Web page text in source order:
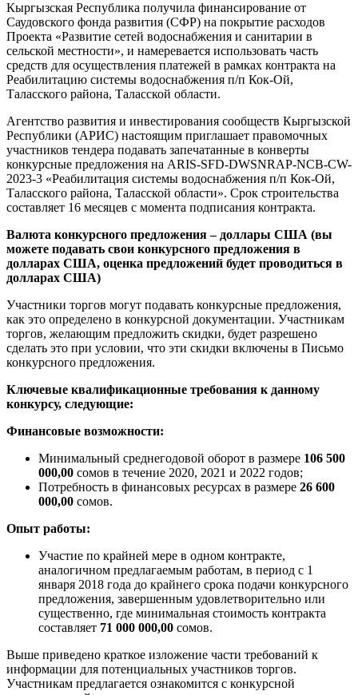
Кыргызская Республика получила финансирование от
Саудовского фонда развития (СФР) на покрытие расходов
Проекта «Развитие сетей водоснабжения и санитарии в
сельской местности», и намеревается использовать часть
средств для осуществления платежей в рамках контракта на
Реабилитацию системы водоснабжения п/п Кок-Ой,
Таласского района, Таласской области.
Агентство развития и инвестирования сообществ Кыргызской
Республики (АРИС) настоящим приглашает правомочных
участников тендера подавать запечатанные в конверты
конкурсные предложения на ARIS-SFD-DWSNRAP-NCB-СW-
2023-3 «Реабилитация системы водоснабжения п/п Кок-Ой,
Таласского района, Таласской области». Срок строительства
составляет 16 месяцев с момента подписания контракта.
Валюта конкурсного предложения – доллары США (вы
можете подавать свои конкурсного предложения в
долларах США, оценка предложений будет проводиться в
долларах США)
Участники торгов могут подавать конкурсные предложения,
как это определено в конкурсной документации. Участникам
торгов, желающим предложить скидки, будет разрешено
сделать это при условии, что эти скидки включены в Письмо
конкурсного предложения.
Ключевые квалификационные требования к данному
конкурсу, следующие:
Финансовые возможности:
Минимальный среднегодовой оборот в размере 106 500
000,00 сомов в течение 2020, 2021 и 2022 годов;
Потребность в финансовых ресурсах в размере 26 600
000,00 сомов.
Опыт работы:
Участие по крайней мере в одном контракте,
аналогичном предлагаемым работам, в период с 1
января 2018 года до крайнего срока подачи конкурсного
предложения, завершенным удовлетворительно или
существенно, где минимальная стоимость контракта
составляет 71 000 000,00 сомов.
Выше приведено краткое изложение части требований к
информации для потенциальных участников торгов.
Участникам предлагается ознакомится с конкурсной